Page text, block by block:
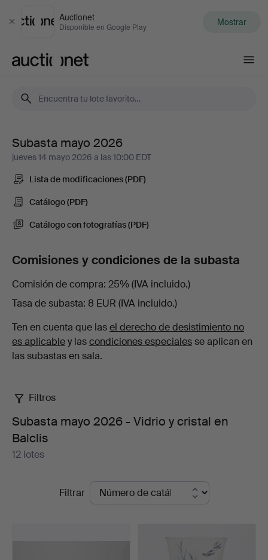
Cerrar
Auctionet
Disponible en Google Play Mostrar
Subasta
mayo
2026
Vidrio
cristal
en
Subasta mayo 2026
jueves 14 mayo 2026 a las 10:00 EDT
Lista de modificaciones (PDF)
Catálogo (PDF)
Catálogo con fotografías (PDF)
Comisiones y condiciones de la subasta
Comisión de compra 25% (IVA incluido.)
Tasa de subasta 8 EUR (IVA incluido.)
Ten en cuenta que lasel derecho de desistimiento no
es aplicabley lascondiciones especialesse aplican en
las subastas en sala.
Filtros
Subasta mayo 2026 - Vidrio y cristal en
Balclis
12 lotes
Filtrar